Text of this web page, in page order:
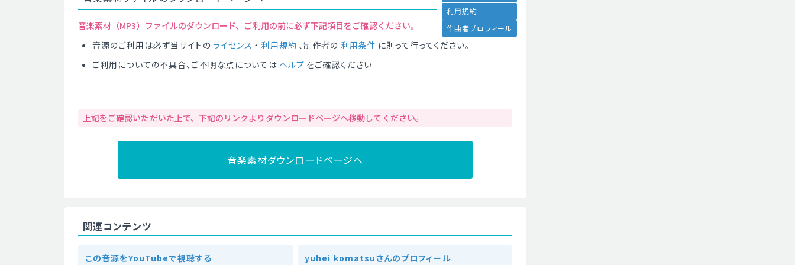
利用規約
作曲者プロフィール
音楽素材（MP3）ファイルのダウンロード、ご利用の前に必ず下記項目をご確認ください。
音源のご利用は必ず当サイトの ライセンス ・ 利用規約 、制作者の 利用条件 に則って行ってください。
ご利用についての不具合、ご不明な点については ヘルプ をご確認ください
上記をご確認いただいた上で、下記のリンクよりダウンロードページへ移動してください。
音楽素材ダウンロードページへ
関連コンテンツ
この音源をYouTubeで視聴する yuhei komatsuさんのプロフィール